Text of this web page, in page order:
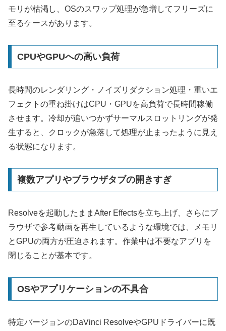
モリが枯渇し、OSのスワップ処理が急増してフリーズに
至るケースがあります。
CPUやGPUへの高い負荷
長時間のレンダリング・ノイズリダクション処理・重いエ
フェクトの重ね掛けはCPU・GPUを高負荷で長時間稼働
させます。冷却が追いつかずサーマルスロットリングが発
生すると、クロックが急落して処理が止まったように見え
る状態になります。
複数アプリやブラウザタブの開きすぎ
Resolveを起動したままAfter Effectsを立ち上げ、さらにブ
ラウザで参考動画を再生しているような環境では、メモリ
とGPUの両方が圧迫されます。作業中は不要なアプリを
閉じることが基本です。
OSやアプリケーションの不具合
特定バージョンのDaVinci ResolveやGPUドライバーに既